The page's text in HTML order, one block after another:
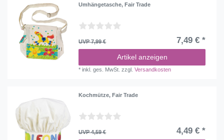
Umhängetasche, Fair Trade
UVP 7,99 € 7,49 € *
Artikel anzeigen
*inkl. ges. MwSt. zzgl.Versandkosten
Kochmütze, Fair Trade
UVP 4,59 € 4,49 € *